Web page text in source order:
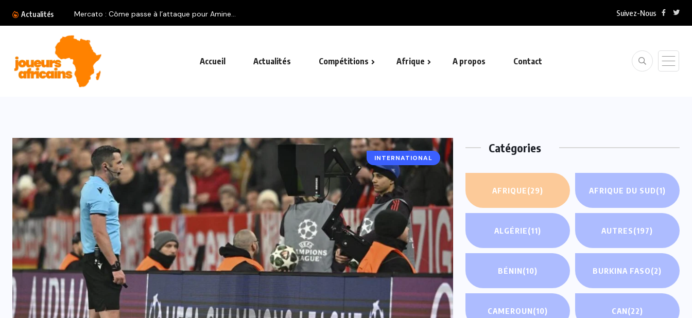
Actualités Suivez-Nous
Accueil Actualités Compétitions Afrique A propos Contact
INTERNATIONAL
Catégories
AFRIQUE(29) AFRIQUE DU SUD(1)
ALGÉRIE(11) AUTRES(197)
BÉNIN(10) BURKINA FASO(2)
CAMEROUN(10) CAN(22)